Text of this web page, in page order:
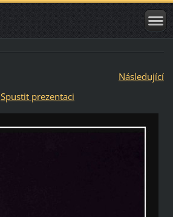
Následující
Spustit prezentaci